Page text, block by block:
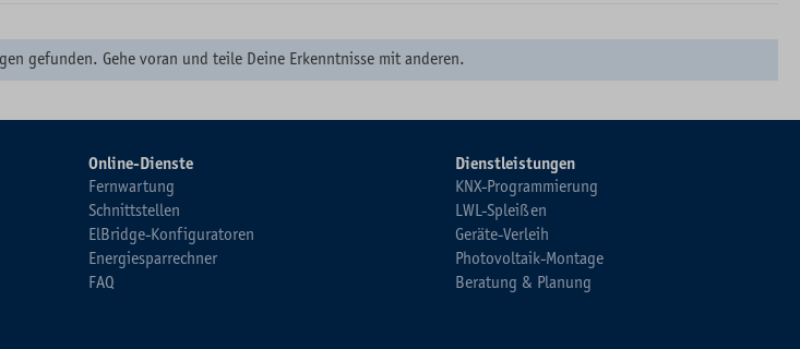
gefunden. Gehe voran und teile Deine Erkenntnisse mit anderen.
Online-Dienste
Fernwartung
Schnittstellen
ElBridge-Konfiguratoren
Energiesparrechner
FAQ
Dienstleistungen
KNX-Programmierung
LWL-Spleißen
Geräte-Verleih
Photovoltaik-Montage
Beratung & Planung